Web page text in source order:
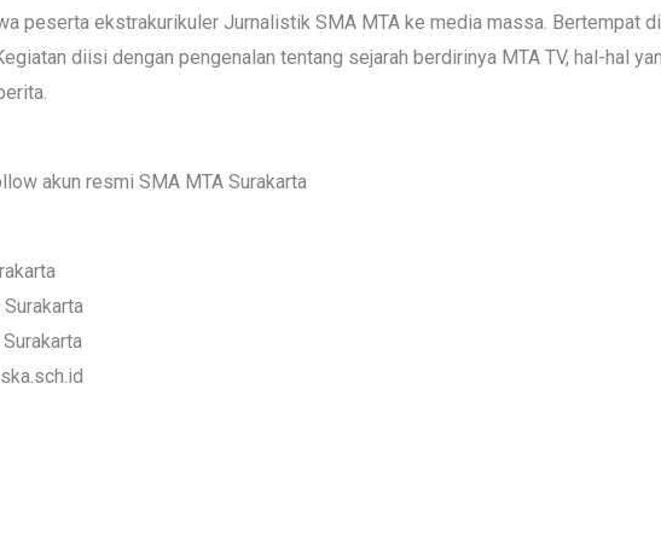
peserta ekstrakurikuler Jurnalistik SMA MTA ke media massa. Bertempat
diisi dengan pengenalan tentang sejarah berdirinya MTA TV, hal-hal
akun resmi SMA MTA Surakarta
Surakarta